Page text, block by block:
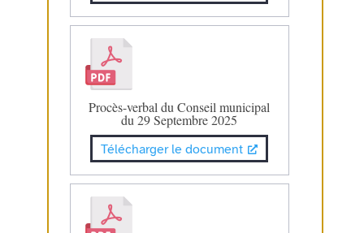
Procès-verbal du Conseil municipal
du 29 Septembre 2025
Télécharger le document